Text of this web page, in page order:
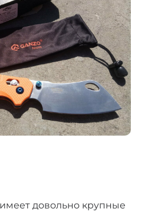
довольно крупные